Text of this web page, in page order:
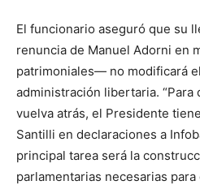
El funcionario aseguró que su
renuncia de Manuel Adorni en
patrimoniales— no modificará
administración libertaria. “Para
vuelva atrás, el Presidente
Santilli en declaraciones a
principal tarea será la
parlamentarias necesarias